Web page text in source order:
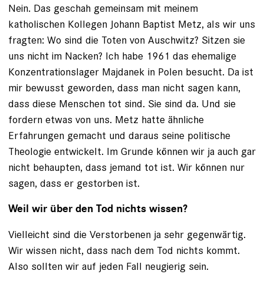
Nein. Das geschah gemeinsam mit meinem
katholischen Kollegen Johann Baptist Metz, als wir uns
fragten: Wo sind die Toten von Auschwitz? Sitzen sie
uns nicht im Nacken? Ich habe 1961 das ehemalige
Konzentrationslager Majdanek in Polen besucht. Da ist
mir bewusst geworden, dass man nicht sagen kann,
dass diese Menschen tot sind. Sie sind da. Und sie
fordern etwas von uns. Metz hatte ähnliche
Erfahrungen gemacht und daraus seine politische
Theologie entwickelt. Im Grunde können wir ja auch gar
nicht behaupten, dass jemand tot ist. Wir können nur
sagen, dass er gestorben ist.
Weil wir über den Tod nichts wissen?
Vielleicht sind die Verstorbenen ja sehr gegenwärtig.
Wir wissen nicht, dass nach dem Tod nichts kommt.
Also sollten wir auf jeden Fall neugierig sein.